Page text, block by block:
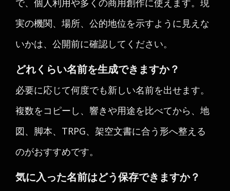
で、個人利用や多くの商用創作に使えます。現
実の機関、場所、公的地位を示すように見えな
いかは、公開前に確認してください。
どれくらい名前を生成できますか？
必要に応じて何度でも新しい名前を出せます。
複数をコピーし、響きや用途を比べてから、地
図、脚本、TRPG、架空文書に合う形へ整える
のがおすすめです。
気に入った名前はどう保存できますか？